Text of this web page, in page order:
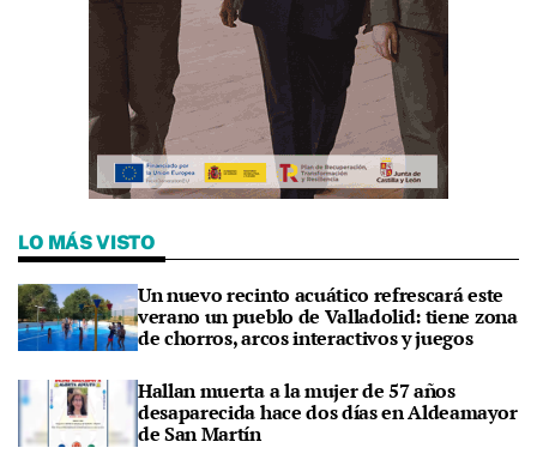
LO MÁS VISTO
Un nuevo recinto acuático refrescará este
verano un pueblo de Valladolid: tiene zona
de chorros, arcos interactivos y juegos
Hallan muerta a la mujer de 57 años
desaparecida hace dos días en Aldeamayor
de San Martín